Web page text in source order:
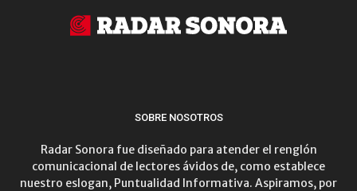
SOBRE NOSOTROS
Radar Sonora fue diseñado para atender el renglón
comunicacional de lectores ávidos de, como establece
nuestro eslogan, Puntualidad Informativa. Aspiramos, por